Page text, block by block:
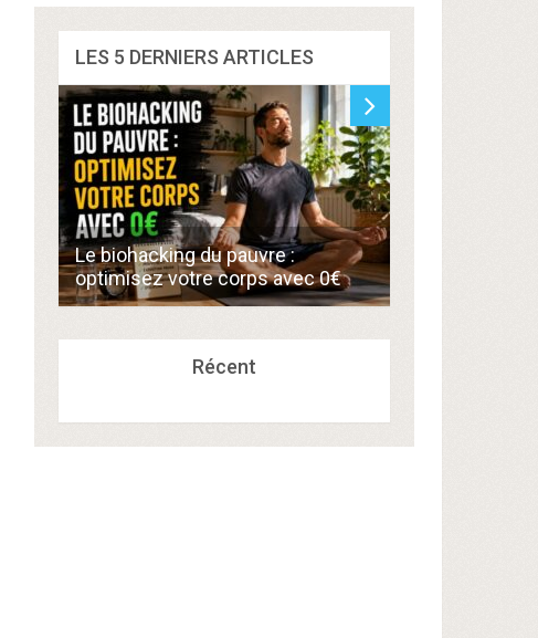
LES 5 DERNIERS ARTICLES
Le biohacking du pauvre :
optimisez votre corps avec 0€
Récent